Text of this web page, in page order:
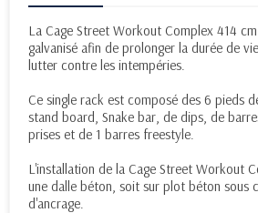
La Cage Street Workout Complex 414
galvanisé afin de prolonger la durée de
lutter contre les intempéries.
Ce single rack est composé des 6 pieds
stand board, Snake bar, de dips, de
prises et de 1 barres freestyle.
L'installation de la Cage Street Workout
une dalle béton, soit sur plot béton sous
d'ancrage.